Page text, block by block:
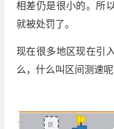
相差仍是很小的。所
就被处罚了。
现在很多地区现在引
么，什么叫区间测速